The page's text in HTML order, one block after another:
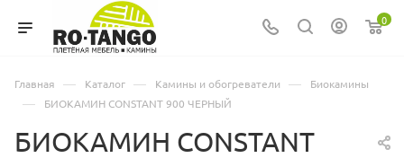
0
Главная — Каталог — Камины и обогреватели — Биокамины
— БИОКАМИН CONSTANT 900 ЧЕРНЫЙ
БИОКАМИН CONSTANT